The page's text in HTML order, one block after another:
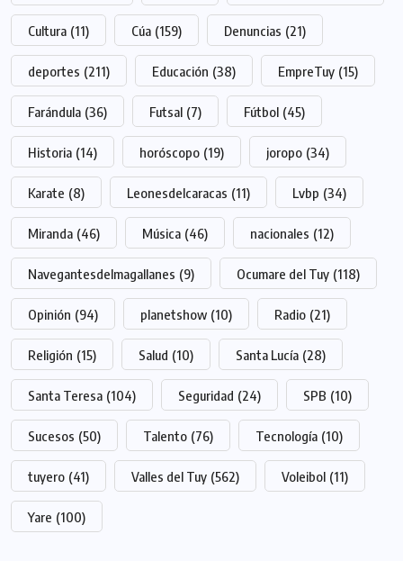
Cultura (11) Cúa (159) Denuncias (21)
deportes (211) Educación (38) EmpreTuy (15)
Farándula (36) Futsal (7) Fútbol (45)
Historia (14) horóscopo (19) joropo (34)
Karate (8) Leonesdelcaracas (11) Lvbp (34)
Miranda (46) Música (46) nacionales (12)
Navegantesdelmagallanes (9) Ocumare del Tuy (118)
Opinión (94) planetshow (10) Radio (21)
Religión (15) Salud (10) Santa Lucía (28)
Santa Teresa (104) Seguridad (24) SPB (10)
Sucesos (50) Talento (76) Tecnología (10)
tuyero (41) Valles del Tuy (562) Voleibol (11)
Yare (100)